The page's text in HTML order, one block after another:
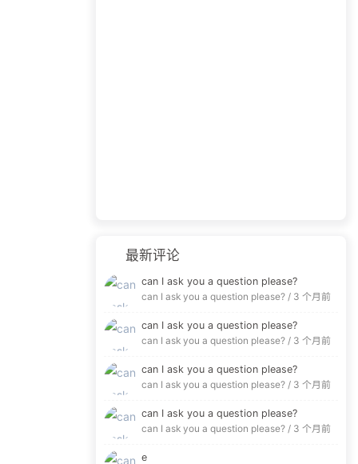
最新评论
can I ask you a question please?
can I ask you a question please? / 3 个月前
can I ask you a question please?
can I ask you a question please? / 3 个月前
can I ask you a question please?
can I ask you a question please? / 3 个月前
can I ask you a question please?
can I ask you a question please? / 3 个月前
e